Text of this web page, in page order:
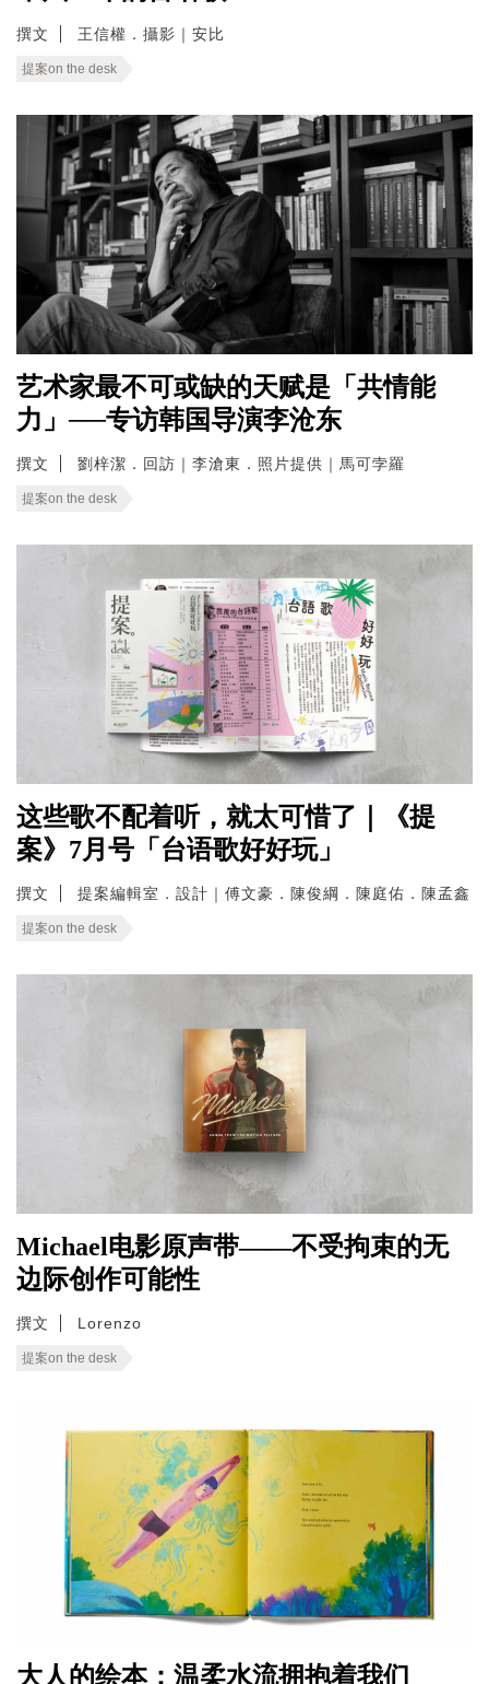
撰文 王信權．攝影｜安比
提案on the desk
艺术家最不可或缺的天赋是「共情能
力」──专访韩国导演李沧东
撰文 劉梓潔．回訪｜李滄東．照片提供｜馬可孛羅
提案on the desk
这些歌不配着听，就太可惜了｜《提
案》7月号「台语歌好好玩」
撰文 提案編輯室．設計｜傅文豪．陳俊綱．陳庭佑．陳孟鑫
提案on the desk
Michael电影原声带——不受拘束的无
边际创作可能性
撰文 Lorenzo
提案on the desk
大人的绘本：温柔水流拥抱着我们